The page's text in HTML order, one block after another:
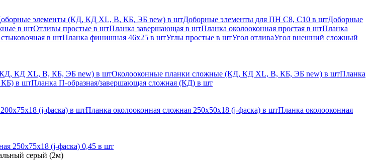
элементы (КД, КД XL, В, КБ, ЭБ new) в штДоборные элементы для ПН С8, С10 в штДоборные
в штОтливы простые в штПланка завершающая в штПланка околооконная простая в штПланка
в штПланка финишная 46х25 в штУглы простые в штУгол отливаУгол внешний сложный
КД XL, В, КБ, ЭБ new) в штОколооконные планки сложные (КД, КД XL, В, КБ, ЭБ new) в штПланка
КБ) в штПланка П-образная/завершающая сложная (КД) в шт
(j-фаска) в штПланка околооконная сложная 250х50х18 (j-фаска) в штПланка околооконная
250х75х18 (j-фаска) 0,45 в шт
серый (2м)